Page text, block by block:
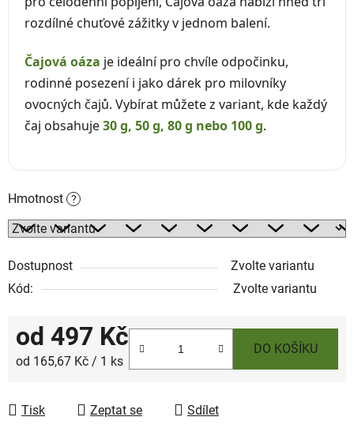
rozdílné chuťové zážitky v jednom balení.
Čajová oáza je ideální pro chvíle odpočinku,
rodinné posezení i jako dárek pro milovníky
ovocných čajů. Vybírat můžete z variant, kde každý
čaj obsahuje30 g, 50 g, 80 g nebo 100 g.
Hmotnost ?
Dostupnost
Zvolte variantu
Kód:
Zvolte variantu
od 497 Kč
Měrná cena:
od 165,67 Kč / 1 ks
DO KOŠÍKU
Tisk Zeptat se Sdílet